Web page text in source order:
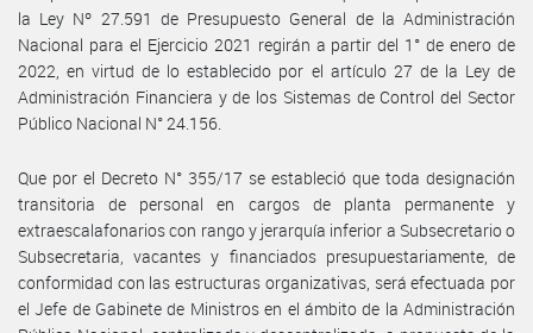
la Ley Nº 27.591 de Presupuesto General de la Administración
Nacional para el Ejercicio 2021 regirán a partir del 1° de enero de
2022, en virtud de lo establecido por el artículo 27 de la Ley de
Administración Financiera y de los Sistemas de Control del Sector
Público Nacional N° 24.156.
Que por el Decreto N° 355/17 se estableció que toda designación
transitoria de personal en cargos de planta permanente y
extraescalafonarios con rango y jerarquía inferior a Subsecretario o
Subsecretaria, vacantes y financiados presupuestariamente, de
conformidad con las estructuras organizativas, será efectuada por
el Jefe de Gabinete de Ministros en el ámbito de la Administración